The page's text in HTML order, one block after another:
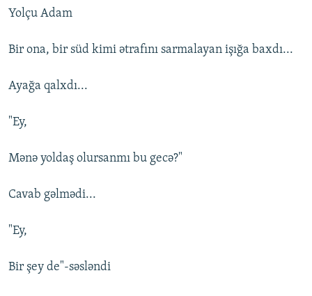
Yolçu Adam
Bir ona, bir süd kimi ətrafını sarmalayan işığa baxdı...
Ayağa qalxdı...
"Ey,
Mənə yoldaş olursanmı bu gecə?"
Cavab gəlmədi...
"Ey,
Bir şey de"-səsləndi